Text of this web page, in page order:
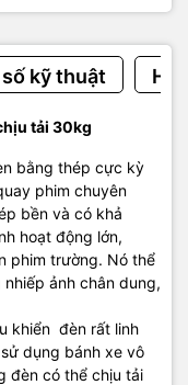
kỹ thuật
tải 30kg
bằng thép cực kỳ
phim chuyên
bền và có khả
hoạt động lớn,
phim trường. Nó thể
ảnh chân dung,
khiển đèn rất linh
dụng bánh xe vô
đèn có thể chịu tải